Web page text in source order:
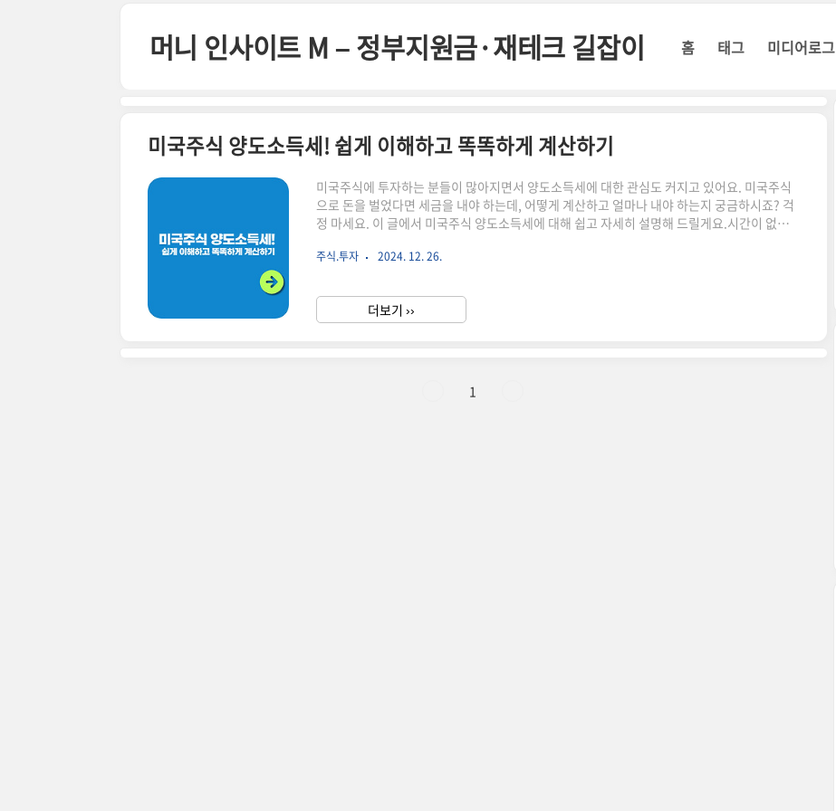
머니 인사이트 M – 정부지원금·재테크 길잡이 홈 태그 미디어로그
미국주식 양도소득세! 쉽게 이해하고 똑똑하게 계산하기
미국주식에 투자하는 분들이 많아지면서 양도소득세에 대한 관심도 커지고 있어요. 미국주식
으로 돈을 벌었다면 세금을 내야 하는데, 어떻게 계산하고 얼마나 내야 하는지 궁금하시죠? 걱
정 마세요. 이 글에서 미국주식 양도소득세에 대해 쉽고 자세히 설명해 드릴게요.시간이 없으
래에서 계속 이어집니다! ▼ 미국주식 양도소득세란?미국주식 양도소득세는 미국 주식을 팔
을 내야 해요.양도소득세 계산 방법 기본 공제액매년 250만원까지는 세금을 내지 않아도 돼요.
이걸 '기본 공제'라고 해요. 예를 들어, 1년 동안 미국주식으로 240만원의 이익을..
주식.투자 2024. 12. 26.
더보기 ››
1